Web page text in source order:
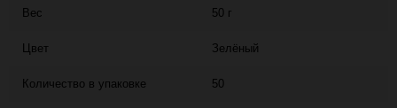
Вес 50 г
Цвет Зелёный
Количество в упаковке 50